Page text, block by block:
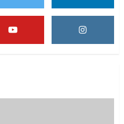
पादुकांना नीरा स्नान